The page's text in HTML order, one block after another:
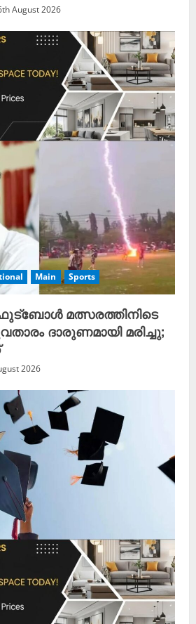
August 2026
Main Sports
മത്സരത്തിനിടെ
ദാരുണമായി മരിച്ചു;
2026